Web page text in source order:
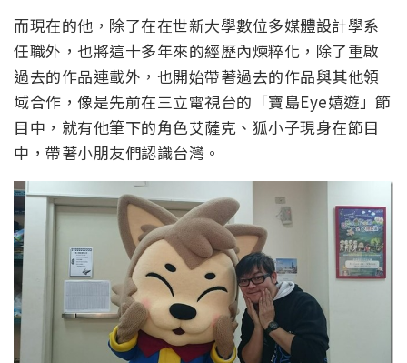
而現在的他，除了在在世新大學數位多媒體設計學系
任職外，也將這十多年來的經歷內煉粹化，除了重啟
過去的作品連載外，也開始帶著過去的作品與其他領
域合作，像是先前在三立電視台的「寶島Eye嬉遊」節
目中，就有他筆下的角色艾薩克、狐小子現身在節目
中，帶著小朋友們認識台灣。